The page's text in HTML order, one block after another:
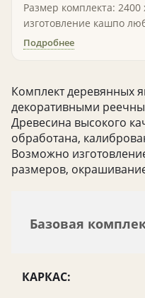
Размер комплекта:
изготовление кашпо
Подробнее
Комплект деревянных
декоративными
Древесина высокого
обработана,
Возможно
размеров,
Базовая
КАРКАС: